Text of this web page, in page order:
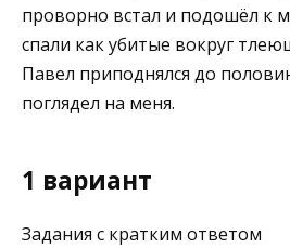
проворно встал и подошёл к
спали как убитые вокруг
Павел приподнялся до
поглядел на меня.
1 вариант
Задания с кратким ответом